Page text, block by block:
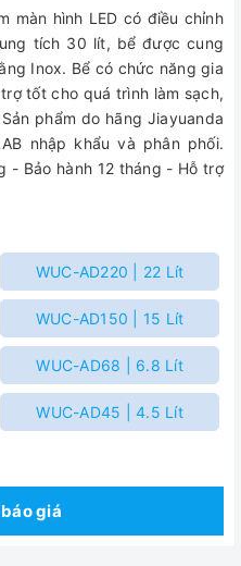
màn hình LED có điều chỉnh
tích 30 lít, bể được cung
Inox. Bể có chức năng gia
tốt cho quá trình làm sạch,
phẩm do hãng Jiayuanda
nhập khẩu và phân phối.
- Bảo hành 12 tháng - Hỗ trợ
WUC-AD220 | 22 Lít
WUC-AD150 | 15 Lít
WUC-AD68 | 6.8 Lít
WUC-AD45 | 4.5 Lít
giá